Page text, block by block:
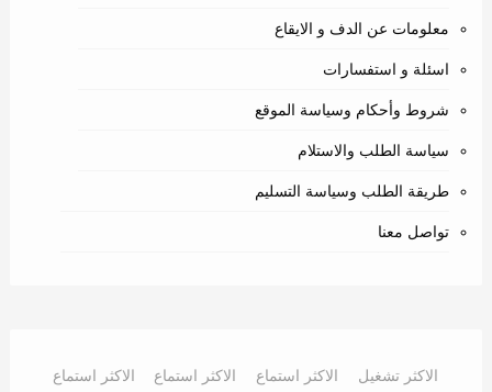
معلومات عن الدف و الايقاع
اسئلة و استفسارات
شروط وأحكام وسياسة الموقع
سياسة الطلب والاستلام
طريقة الطلب وسياسة التسليم
تواصل معنا
الاكثر تشغيل
الاكثر استماع
الاكثر استماع
الاكثر استماع